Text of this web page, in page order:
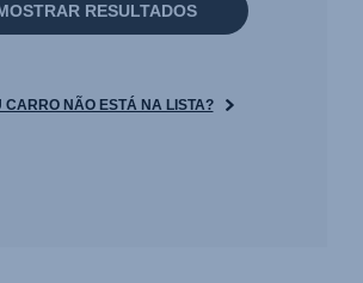
RESULTADOS
CARRO NÃO ESTÁ NA LISTA?